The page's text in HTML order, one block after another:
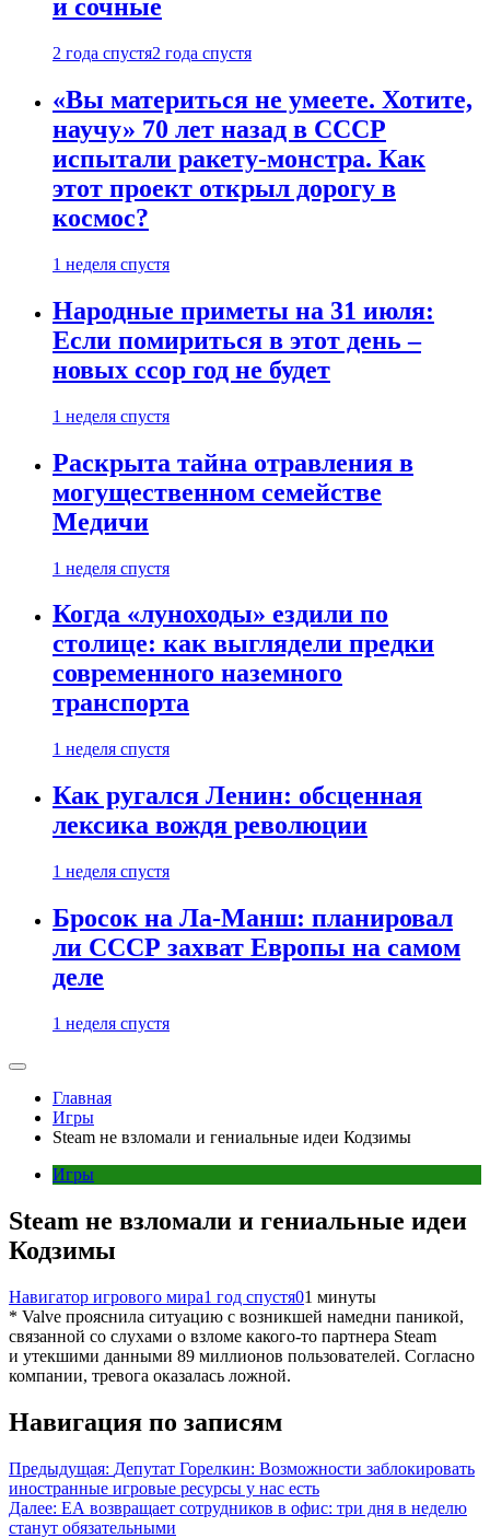
и сочные
2 года спустя2 года спустя
«Вы материться не умеете. Хотите,
научу» 70 лет назад в СССР
испытали ракету-монстра. Как
этот проект открыл дорогу в
космос?
1 неделя спустя
Народные приметы на 31 июля:
Если помириться в этот день –
новых ссор год не будет
1 неделя спустя
Раскрыта тайна отравления в
могущественном семействе
Медичи
1 неделя спустя
Когда «луноходы» ездили по
столице: как выглядели предки
современного наземного
транспорта
1 неделя спустя
Как ругался Ленин: обсценная
лексика вождя революции
1 неделя спустя
Бросок на Ла-Манш: планировал
ли СССР захват Европы на самом
деле
1 неделя спустя
Главная
Игры
Steam не взломали и гениальные идеи Кодзимы
Игры
Steam не взломали и гениальные идеи
Кодзимы
Навигатор игрового мира1 год спустя01 минуты
* Valve прояснила ситуацию с возникшей намедни паникой,
связанной со слухами о взломе какого-то партнера Steam
и утекшими данными 89 миллионов пользователей. Согласно
компании, тревога оказалась ложной.
Навигация по записям
Предыдущая: Депутат Горелкин: Возможности заблокировать
иностранные игровые ресурсы у нас есть
Далее: EA возвращает сотрудников в офис: три дня в неделю
станут обязательными